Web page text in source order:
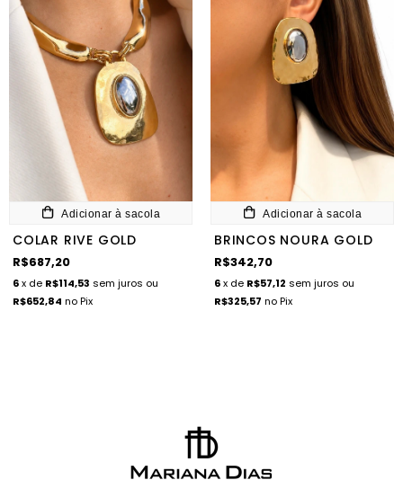
Adicionar à sacola
COLAR RIVE GOLD
R$687,20
6x de R$114,53 sem juros ou
R$652,84 no Pix
Adicionar à sacola
BRINCOS NOURA GOLD
R$342,70
6x de R$57,12 sem juros ou
R$325,57 no Pix